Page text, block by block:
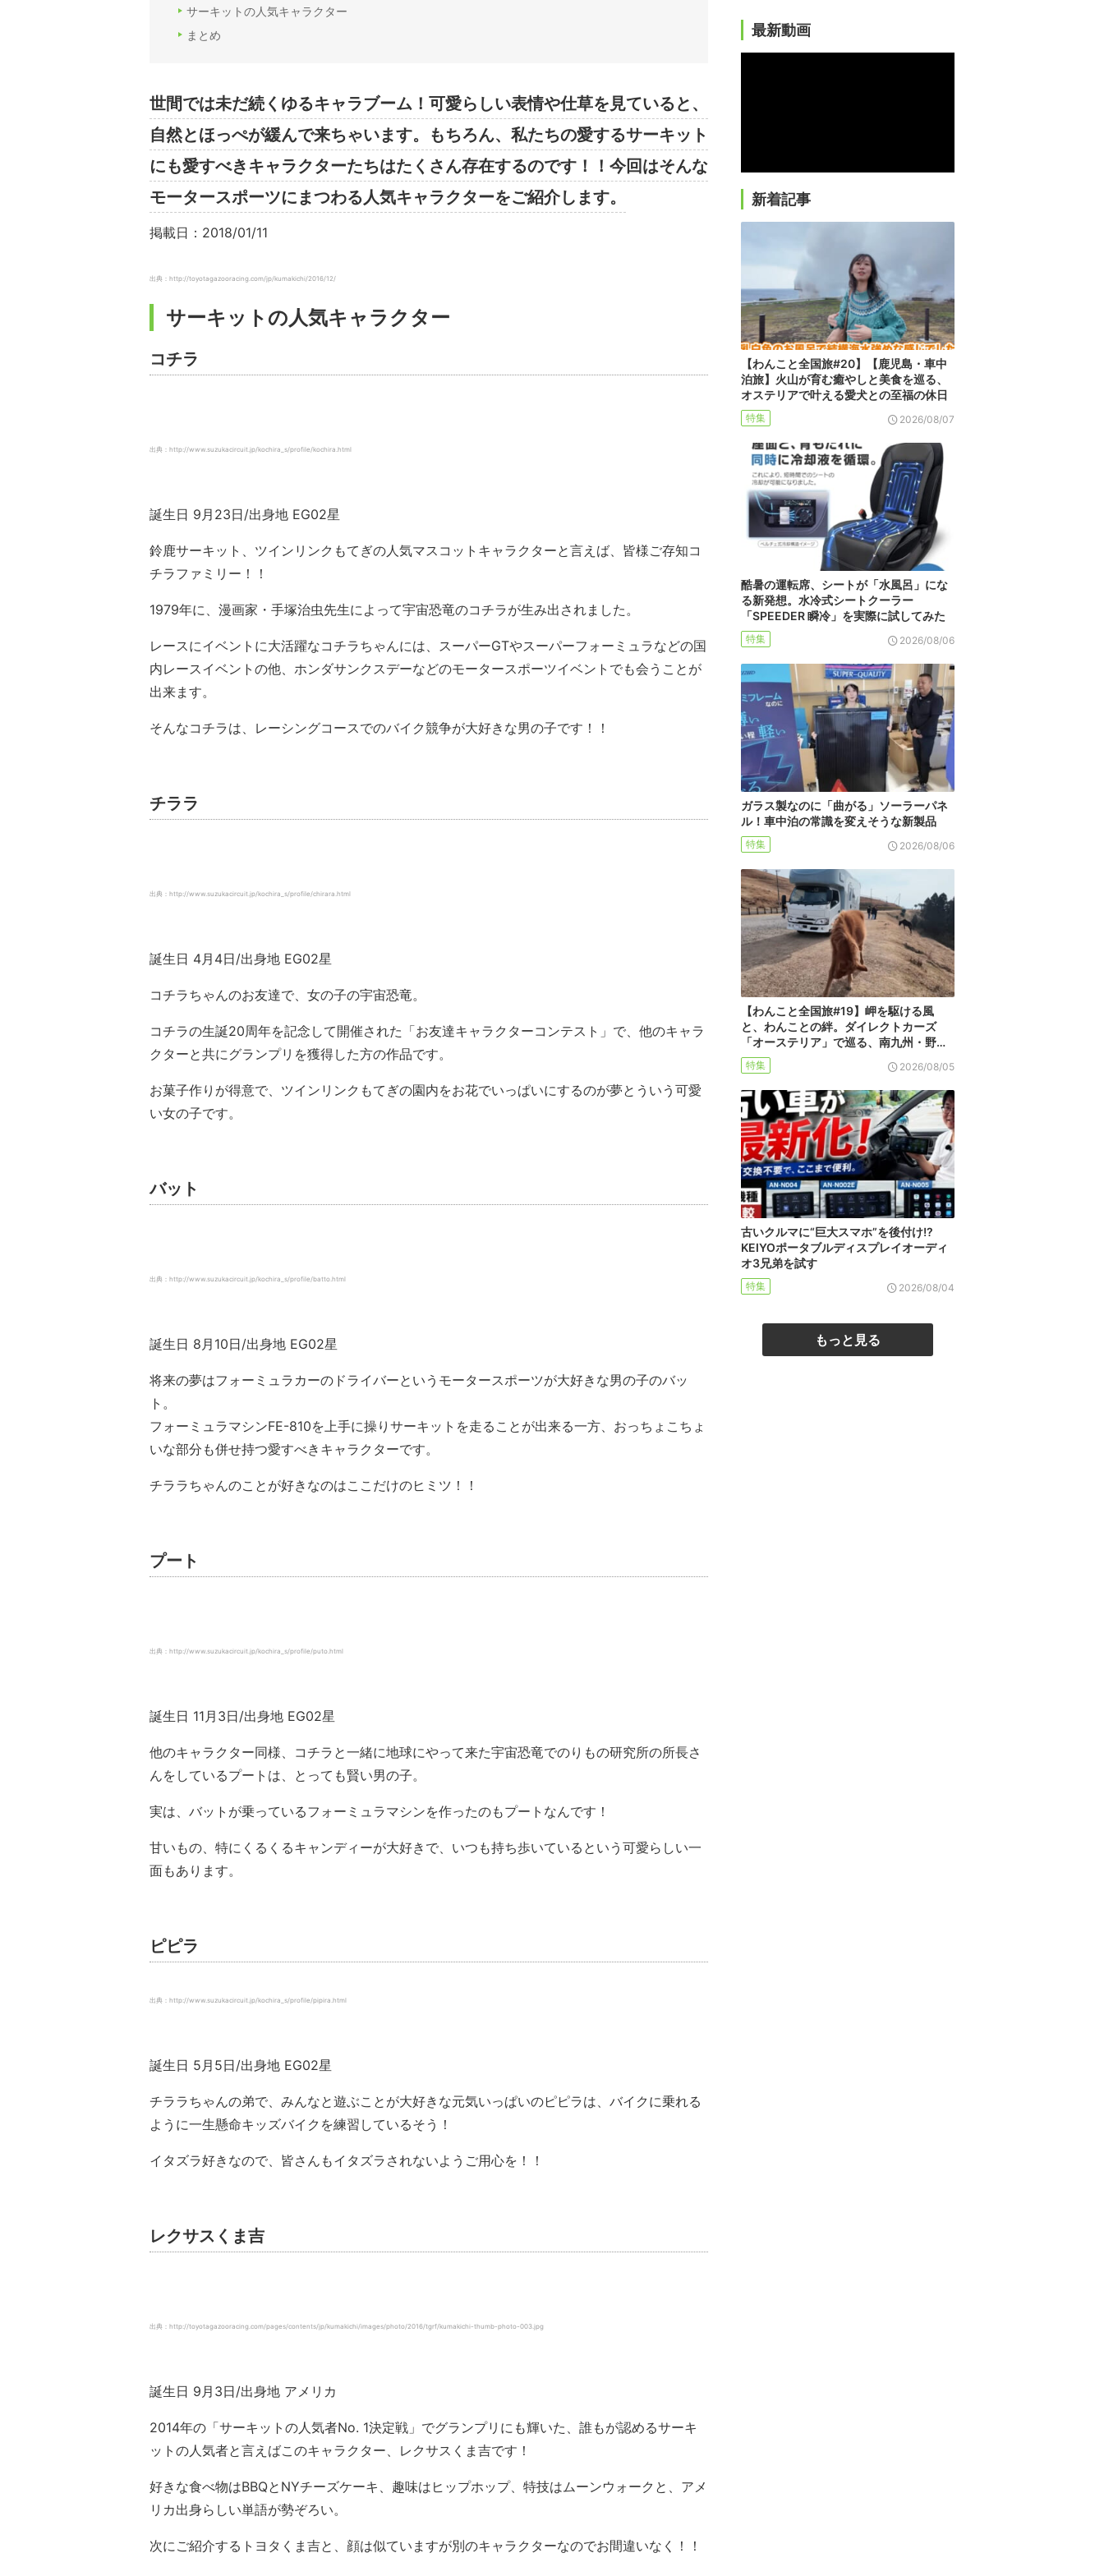
サーキットの人気キャラクター
まとめ
世間では未だ続くゆるキャラブーム！可愛らしい表情や仕草を見ていると、
自然とほっぺが緩んで来ちゃいます。もちろん、私たちの愛するサーキット
にも愛すべきキャラクターたちはたくさん存在するのです！！今回はそんな
モータースポーツにまつわる人気キャラクターをご紹介します。
掲載日：2018/01/11
出典：http://toyotagazooracing.com/jp/kumakichi/2016/12/
サーキットの人気キャラクター
コチラ
出典：http://www.suzukacircuit.jp/kochira_s/profile/kochira.html
誕生日 9月23日/出身地 EG02星
鈴鹿サーキット、ツインリンクもてぎの人気マスコットキャラクターと言えば、皆様ご存知コ
チラファミリー！！
1979年に、漫画家・手塚治虫先生によって宇宙恐竜のコチラが生み出されました。
レースにイベントに大活躍なコチラちゃんには、スーパーGTやスーパーフォーミュラなどの国
内レースイベントの他、ホンダサンクスデーなどのモータースポーツイベントでも会うことが
出来ます。
そんなコチラは、レーシングコースでのバイク競争が大好きな男の子です！！
チララ
出典：http://www.suzukacircuit.jp/kochira_s/profile/chirara.html
誕生日 4月4日/出身地 EG02星
コチラちゃんのお友達で、女の子の宇宙恐竜。
コチラの生誕20周年を記念して開催された「お友達キャラクターコンテスト」で、他のキャラ
クターと共にグランプリを獲得した方の作品です。
お菓子作りが得意で、ツインリンクもてぎの園内をお花でいっぱいにするのが夢とういう可愛
い女の子です。
バット
出典：http://www.suzukacircuit.jp/kochira_s/profile/batto.html
誕生日 8月10日/出身地 EG02星
将来の夢はフォーミュラカーのドライバーというモータースポーツが大好きな男の子のバッ
ト。
フォーミュラマシンFE-810を上手に操りサーキットを走ることが出来る一方、おっちょこちょ
いな部分も併せ持つ愛すべきキャラクターです。
チララちゃんのことが好きなのはここだけのヒミツ！！
プート
出典：http://www.suzukacircuit.jp/kochira_s/profile/puto.html
誕生日 11月3日/出身地 EG02星
他のキャラクター同様、コチラと一緒に地球にやって来た宇宙恐竜でのりもの研究所の所長さ
んをしているプートは、とっても賢い男の子。
実は、バットが乗っているフォーミュラマシンを作ったのもプートなんです！
甘いもの、特にくるくるキャンディーが大好きで、いつも持ち歩いているという可愛らしい一
面もあります。
ピピラ
出典：http://www.suzukacircuit.jp/kochira_s/profile/pipira.html
誕生日 5月5日/出身地 EG02星
チララちゃんの弟で、みんなと遊ぶことが大好きな元気いっぱいのピピラは、バイクに乗れる
ように一生懸命キッズバイクを練習しているそう！
イタズラ好きなので、皆さんもイタズラされないようご用心を！！
レクサスくま吉
出典：http://toyotagazooracing.com/pages/contents/jp/kumakichi/images/photo/2016/tgrf/kumakichi-thumb-photo-003.jpg
誕生日 9月3日/出身地 アメリカ
2014年の「サーキットの人気者No. 1決定戦」でグランプリにも輝いた、誰もが認めるサーキ
ットの人気者と言えばこのキャラクター、レクサスくま吉です！
好きな食べ物はBBQとNYチーズケーキ、趣味はヒップホップ、特技はムーンウォークと、アメ
リカ出身らしい単語が勢ぞろい。
次にご紹介するトヨタくま吉と、顔は似ていますが別のキャラクターなのでお間違いなく！！
最新動画
新着記事
【わんこと全国旅#20】【鹿児島・車中
泊旅】火山が育む癒やしと美食を巡る、
オステリアで叶える愛犬との至福の休日
特集 2026/08/07
酷暑の運転席、シートが「水風呂」にな
る新発想。水冷式シートクーラー
「SPEEDER 瞬冷」を実際に試してみた
特集 2026/08/06
ガラス製なのに「曲がる」ソーラーパネ
ル！車中泊の常識を変えそうな新製品
特集 2026/08/06
【わんこと全国旅#19】岬を駆ける風
と、わんことの絆。ダイレクトカーズ
「オーステリア」で巡る、南九州・野…
特集 2026/08/05
古いクルマに“巨大スマホ”を後付け!?
KEIYOポータブルディスプレイオーディ
オ3兄弟を試す
特集 2026/08/04
もっと見る